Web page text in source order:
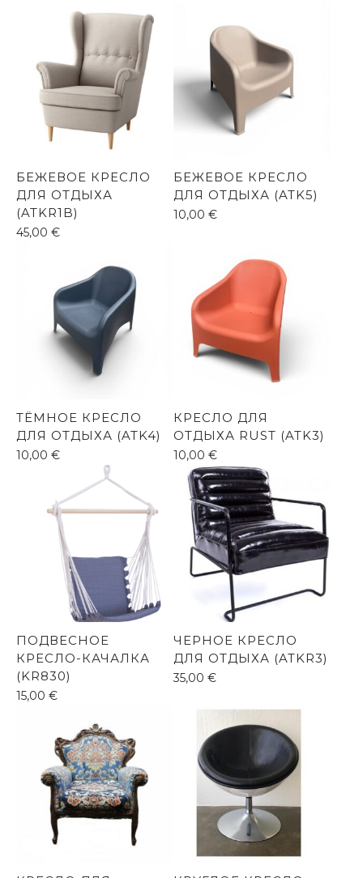
БЕЖЕВОЕ КРЕСЛО
ДЛЯ ОТДЫХА
(ATKR1B)
45,00 €
БЕЖЕВОЕ КРЕСЛО
ДЛЯ ОТДЫХА (ATK5)
10,00 €
ТЁМНОЕ КРЕСЛО
ДЛЯ ОТДЫХА (ATK4)
10,00 €
КРЕСЛО ДЛЯ
ОТДЫХА RUST (ATK3)
10,00 €
ПОДВЕСНОЕ
КРЕСЛО-КАЧАЛКА
(KR830)
15,00 €
ЧЕРНОЕ КРЕСЛО
ДЛЯ ОТДЫХА (ATKR3)
35,00 €